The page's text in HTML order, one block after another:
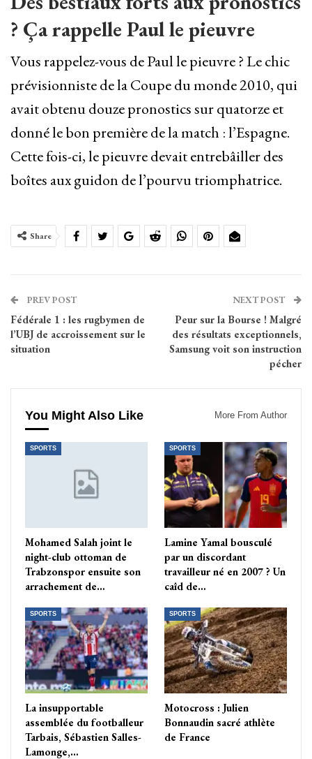
? Ça rappelle Paul le pieuvre
Vous rappelez-vous de Paul le pieuvre ? Le chic
prévisionniste de la Coupe du monde 2010, qui
avait obtenu douze pronostics sur quatorze et
donné le bon première de la match : l’Espagne.
Cette fois-ci, le pieuvre devait entrebâiller des
boîtes aux guidon de l’pourvu triomphatrice.
Share
PREV POST
Fédérale 1 : les rugbymen de
l’UBJ de accroissement sur le
situation
NEXT POST
Peur sur la Bourse ! Malgré
des résultats exceptionnels,
Samsung voit son instruction
pécher
You Might Also Like More From Author
SPORTS
Mohamed Salah joint le
night-club ottoman de
Trabzonspor ensuite son
arrachement de…
SPORTS
Lamine Yamal bousculé
par un discordant
travailleur né en 2007 ? Un
caîd de…
SPORTS
La insupportable
assemblée du footballeur
Tarbais, Sébastien Salles-
Lamonge,…
SPORTS
Motocross : Julien
Bonnaudin sacré athlète
de France